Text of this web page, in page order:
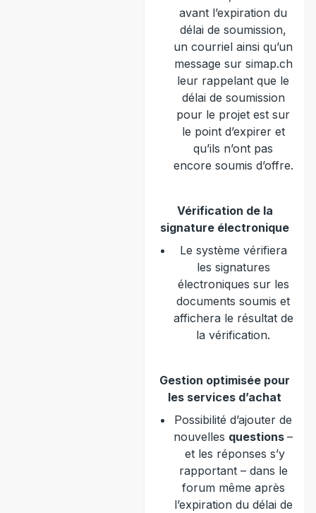
avant l’expiration du
délai de soumission,
un courriel ainsi qu’un
message sur simap.ch
leur rappelant que le
délai de soumission
pour le projet est sur
le point d’expirer et
qu’ils n’ont pas
encore soumis d’offre.
Vérification de la
signature électronique
Le système vérifiera
les signatures
électroniques sur les
documents soumis et
affichera le résultat de
la vérification.
Gestion optimisée pour
les services d’achat
Possibilité d’ajouter de
nouvelles questions –
et les réponses s’y
rapportant – dans le
forum même après
l’expiration du délai de